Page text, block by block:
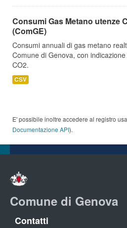
Consumi Gas Metano utenze
(ComGE)
Consumi annuali di gas metano
Comune di Genova, con
CO2.
CSV
E' possibile inoltre accedere al registro
Documentazione API).
Comune di Genova
Contatti